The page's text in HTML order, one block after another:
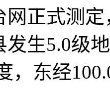
网正式测
发生5.0级
，东经